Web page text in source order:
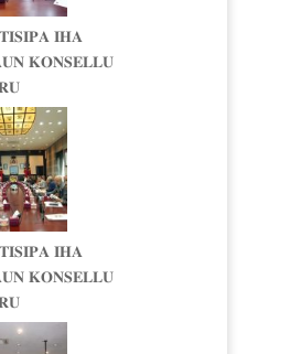
𝐈𝐇𝐀
𝐊𝐎𝐍𝐒𝐄𝐋𝐋𝐔
𝐈𝐇𝐀
𝐊𝐎𝐍𝐒𝐄𝐋𝐋𝐔